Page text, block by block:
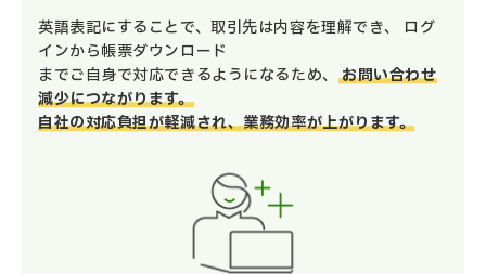
英語表記にすることで、取引先は内容を理解でき、 ログ
インから帳票ダウンロード
までご自身で対応できるようになるため、
お問い合わせ
減少につながります。
自社の対応負担が軽減され、業務効率が上がります。